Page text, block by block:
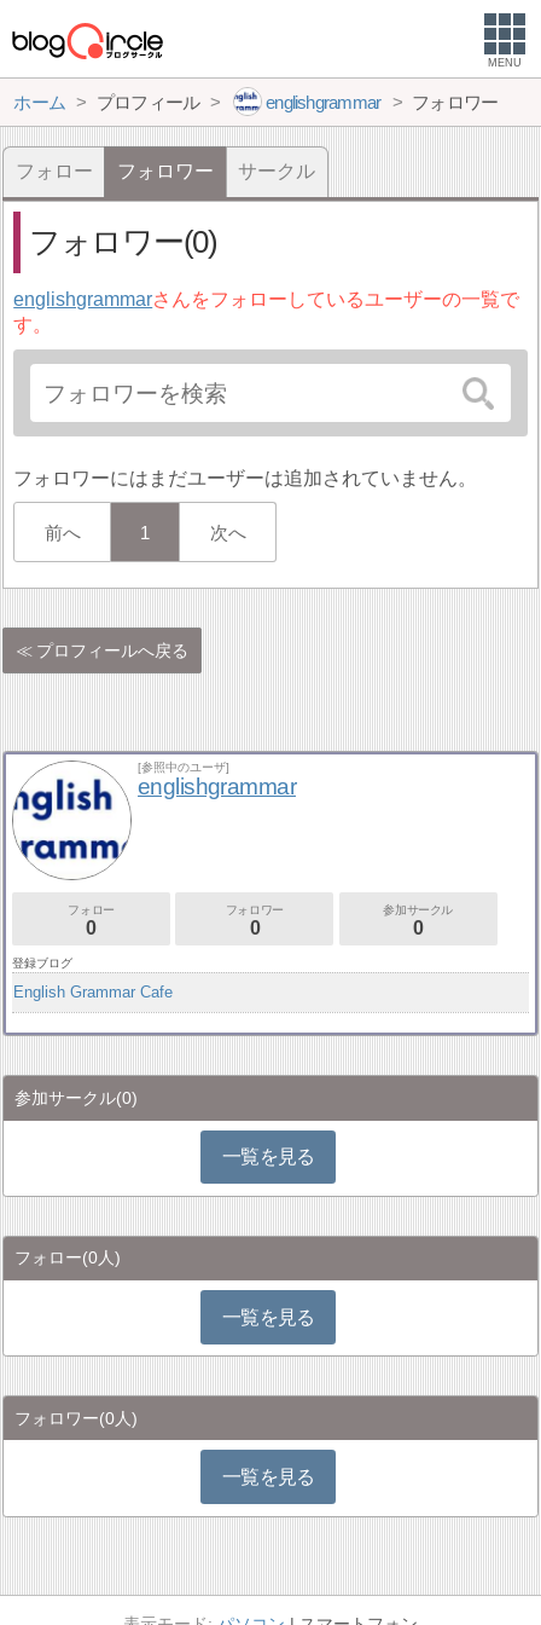
MENU
ホーム プロフィール englishgrammar フォロワー
フォロー フォロワー サークル
フォロワー(0)
englishgrammarさんをフォローしているユーザーの一覧で
す。
フォロワーにはまだユーザーは追加されていません。
前へ 1 次へ
プロフィールへ戻る
[参照中のユーザ]
englishgrammar
フォロー
0
フォロワー
0
参加サークル
0
登録ブログ
English Grammar Cafe
参加サークル(0)
一覧を見る
フォロー(0人)
一覧を見る
フォロワー(0人)
一覧を見る